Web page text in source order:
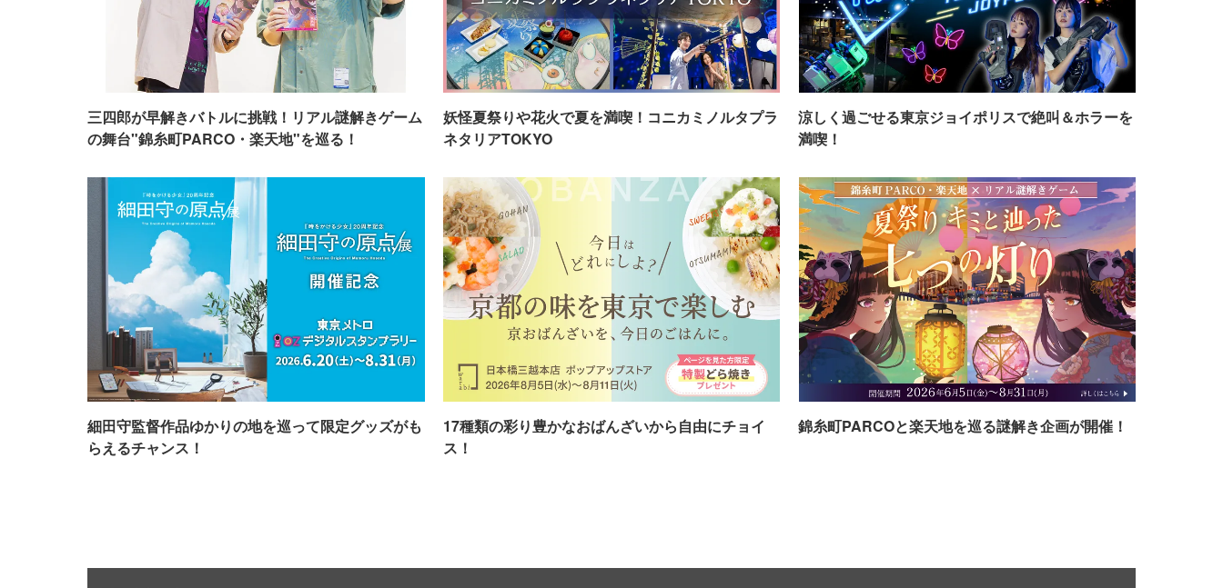
三四郎が早解きバトルに挑戦！リアル謎解きゲーム
の舞台"錦糸町PARCO・楽天地"を巡る！
妖怪夏祭りや花火で夏を満喫！コニカミノルタプラ
ネタリアTOKYO
涼しく過ごせる東京ジョイポリスで絶叫＆ホラーを
満喫！
細田守監督作品ゆかりの地を巡って限定グッズがも
らえるチャンス！
17種類の彩り豊かなおばんざいから自由にチョイ
ス！
錦糸町PARCOと楽天地を巡る謎解き企画が開催！